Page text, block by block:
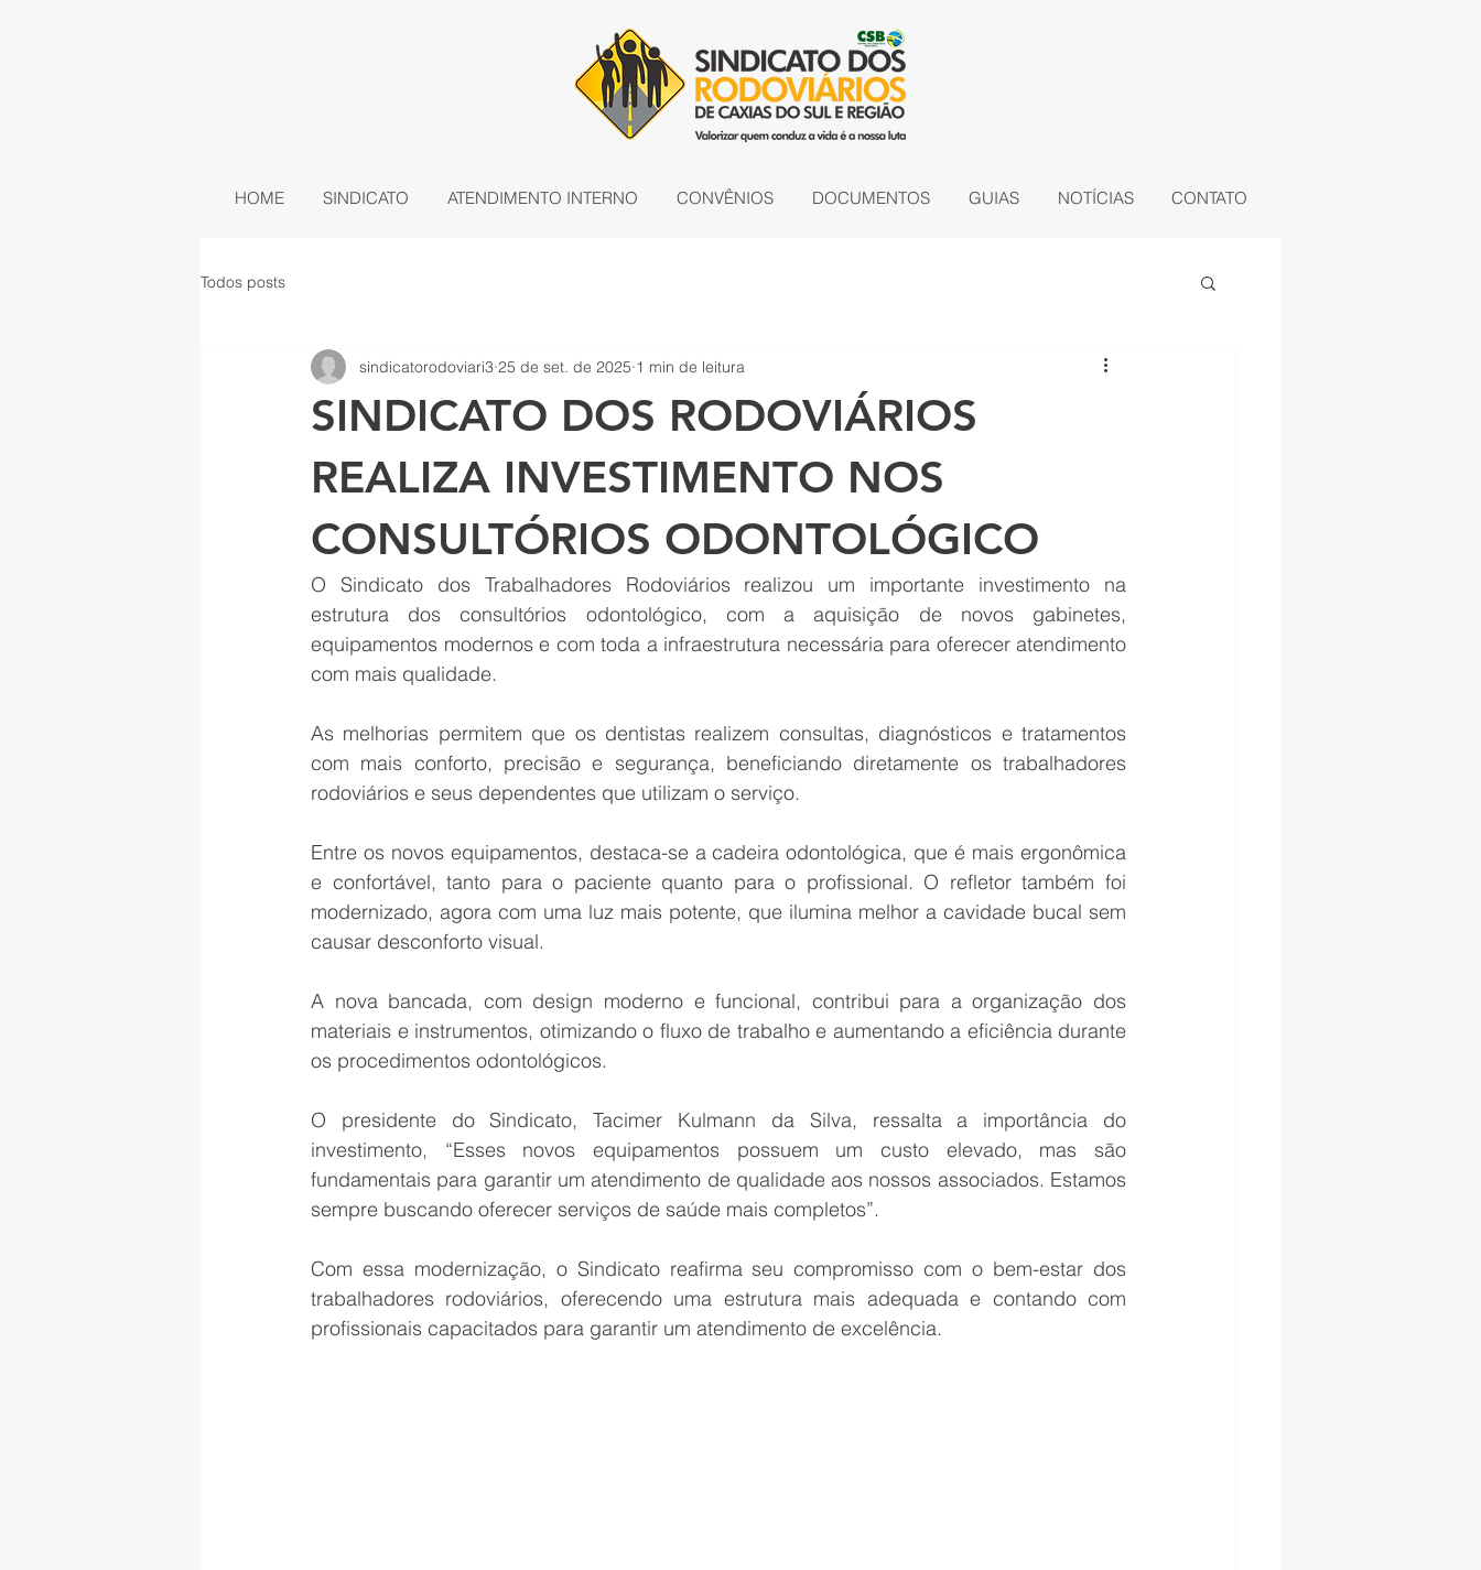
HOME SINDICATO ATENDIMENTO INTERNO CONVÊNIOS DOCUMENTOS GUIAS NOTÍCIAS CONTATO
Todos posts
SINDICATO DOS RODOVIÁRIOS
REALIZA INVESTIMENTO NOS
CONSULTÓRIOS ODONTOLÓGICO
sindicatorodoviari3 25 de set. de 2025 1 min de leitura
O Sindicato dos Trabalhadores Rodoviários realizou um importante investimento na
estrutura dos consultórios odontológico, com a aquisição de novos gabinetes,
equipamentos modernos e com toda a infraestrutura necessária para oferecer atendimento
com mais qualidade.
As melhorias permitem que os dentistas realizem consultas, diagnósticos e tratamentos
com mais conforto, precisão e segurança, beneficiando diretamente os trabalhadores
rodoviários e seus dependentes que utilizam o serviço.
Entre os novos equipamentos, destaca-se a cadeira odontológica, que é mais ergonômica
e confortável, tanto para o paciente quanto para o profissional. O refletor também foi
modernizado, agora com uma luz mais potente, que ilumina melhor a cavidade bucal sem
causar desconforto visual.
A nova bancada, com design moderno e funcional, contribui para a organização dos
materiais e instrumentos, otimizando o fluxo de trabalho e aumentando a eficiência durante
os procedimentos odontológicos.
O presidente do Sindicato, Tacimer Kulmann da Silva, ressalta a importância do
investimento, “Esses novos equipamentos possuem um custo elevado, mas são
fundamentais para garantir um atendimento de qualidade aos nossos associados. Estamos
sempre buscando oferecer serviços de saúde mais completos”.
Com essa modernização, o Sindicato reafirma seu compromisso com o bem-estar dos
trabalhadores rodoviários, oferecendo uma estrutura mais adequada e contando com
profissionais capacitados para garantir um atendimento de excelência.